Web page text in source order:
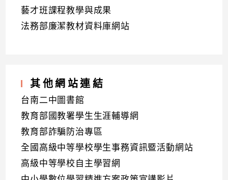
藝才班課程教學與成果
法務部廉潔教材資料庫網站
其他網站連結
台南二中圖書館
教育部國教署學生生涯輔導網
教育部詐騙防治專區
全國高級中等學校學生事務資訊暨活動網站
高級中等學校自主學習網